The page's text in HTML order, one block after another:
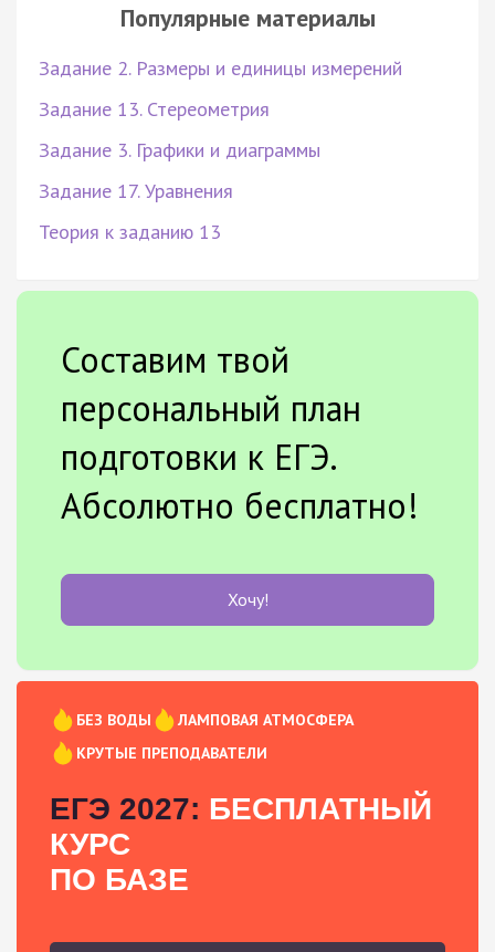
Популярные материалы
Задание 2. Размеры и единицы измерений
Задание 13. Стереометрия
Задание 3. Графики и диаграммы
Задание 17. Уравнения
Теория к заданию 13
Составим твой
персональный план
подготовки к ЕГЭ.
Абсолютно бесплатно!
Хочу!
БЕЗ ВОДЫ
ЛАМПОВАЯ АТМОСФЕРА
КРУТЫЕ ПРЕПОДАВАТЕЛИ
ЕГЭ 2027: БЕСПЛАТНЫЙ
КУРС
ПО БАЗЕ